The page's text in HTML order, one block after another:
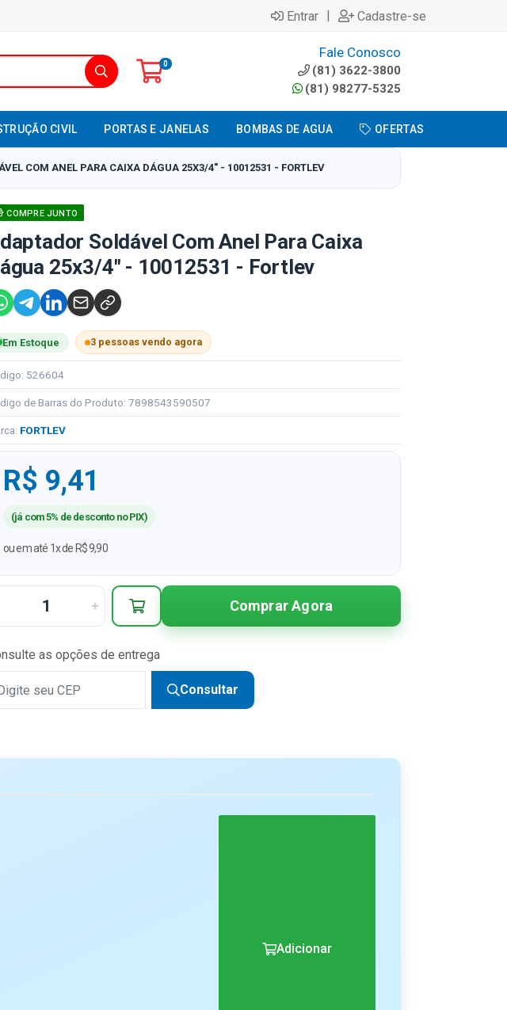
Entrar | Cadastre-se
0
Fale Conosco
(81) 3622-3800
(81) 98277-5325
CIVIL PORTAS E JANELAS BOMBAS DE AGUA OFERTAS
COM ANEL PARA CAIXA DÁGUA 25X3/4" - 10012531 - FORTLEV
COMPRE JUNTO
Soldável Com Anel Para Caixa
25x3/4" - 10012531 - Fortlev
Em Estoque 3 pessoas vendo agora
526604
de Barras do Produto: 7898543590507
FORTLEV
R$ 9,41
(já com 5% de desconto no PIX)
ou em até 1x de R$ 9,90
Comprar Agora
as opções de entrega
Consultar
Adicionar